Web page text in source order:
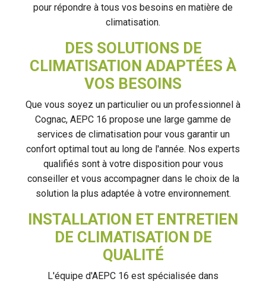
pour répondre à tous vos besoins en matière de
climatisation.
DES SOLUTIONS DE
CLIMATISATION ADAPTÉES À
VOS BESOINS
Que vous soyez un particulier ou un professionnel à
Cognac, AEPC 16 propose une large gamme de
services de climatisation pour vous garantir un
confort optimal tout au long de l'année. Nos experts
qualifiés sont à votre disposition pour vous
conseiller et vous accompagner dans le choix de la
solution la plus adaptée à votre environnement.
INSTALLATION ET ENTRETIEN
DE CLIMATISATION DE
QUALITÉ
L'équipe d'AEPC 16 est spécialisée dans